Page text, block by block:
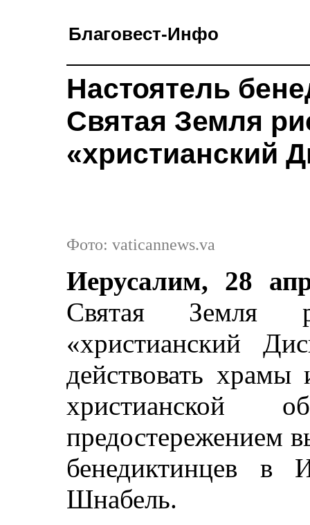
Благовест-Инфо
Настоятель
Святая Земля
«христианский
Фото: vaticannews.va
Иерусалим, 28
Святая Земля
«христианский
действовать
предостережением
бенедиктинцев в
Шнабель.